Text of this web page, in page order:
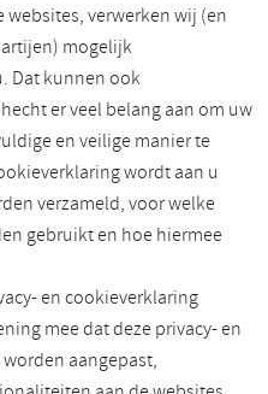
verwerken wij (en
mogelijk
Dat kunnen ook
er veel belang aan om uw
en veilige manier te
wordt aan u
verzameld, voor welke
gebruikt en hoe hiermee
en cookieverklaring
mee dat deze privacy- en
aangepast,